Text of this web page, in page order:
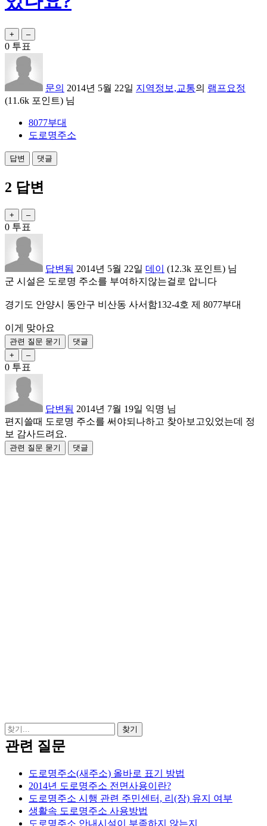
0 투표
문의 2014년 5월 22일 지역정보,교통의 램프요정
(11.6k 포인트) 님
8077부대
도로명주소
2 답변
0 투표
답변됨 2014년 5월 22일 데이 (12.3k 포인트) 님
군 시설은 도로명 주소를 부여하지않는걸로 압니다
경기도 안양시 동안구 비산동 사서함132-4호 제 8077부대
이게 맞아요
0 투표
답변됨 2014년 7월 19일 익명 님
편지쓸때 도로명 주소를 써야되나하고 찾아보고있었는데 정
보 감사드려요.
관련 질문
도로명주소(새주소) 올바로 표기 방법
2014년 도로명주소 전면사용이란?
도로명주소 시행 관련 주민센터, 리(장) 유지 여부
생활속 도로명주소 사용방법
도로명주소 안내시설이 부족하지 않는지